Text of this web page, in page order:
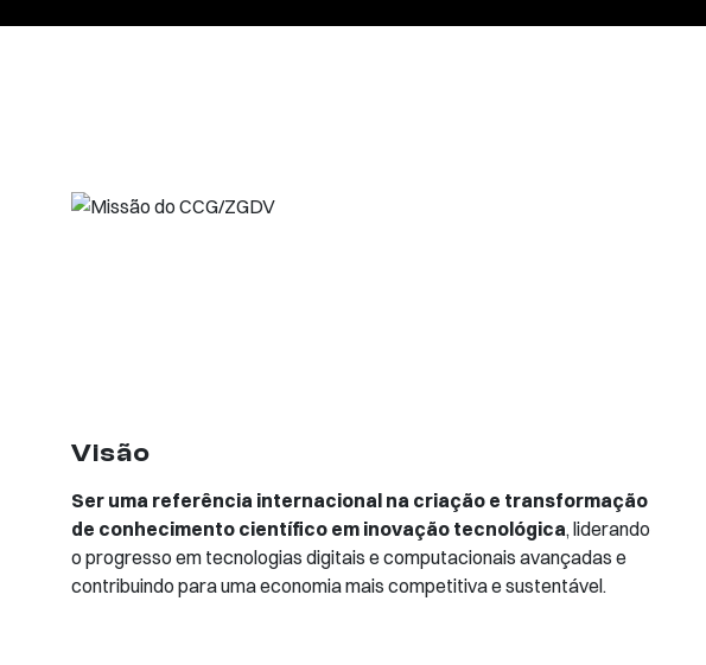
Visão
Ser uma referência internacional na criação e transformação
de conhecimento científico em inovação tecnológica, liderando
o progresso em tecnologias digitais e computacionais avançadas e
contribuindo para uma economia mais competitiva e sustentável.